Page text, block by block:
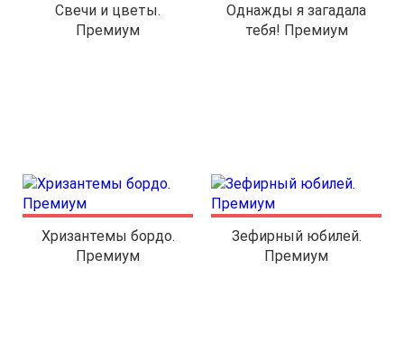
Свечи и цветы.
Премиум
Однажды я загадала
тебя! Премиум
Хризантемы бордо.
Премиум
Зефирный юбилей.
Премиум